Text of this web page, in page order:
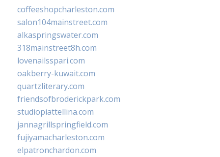
coffeeshopcharleston.com
salon104mainstreet.com
alkaspringswater.com
318mainstreet8h.com
lovenailsspari.com
oakberry-kuwait.com
quartzliterary.com
friendsofbroderickpark.com
studiopiattellina.com
jannagrillspringfield.com
fujiyamacharleston.com
elpatronchardon.com